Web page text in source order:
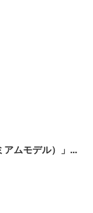
ムモデル）」...